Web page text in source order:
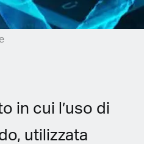
in cui l’uso di
utilizzata